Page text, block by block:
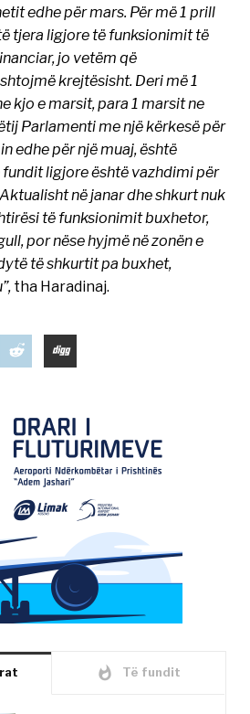
edhe për mars. Për më 1 prill
tjera ligjore të funksionimit të
jo vetëm që
krejtësisht. Deri më 1
kjo e marsit, para 1 marsit ne
Parlamenti me një kërkesë për
edhe për një muaj, është
ligjore është vazhdimi për
në janar dhe shkurt nuk
të funksionimit buxhetor,
por nëse hyjmë në zonën e
të shkurtit pa buxhet,
tha Haradinaj.
whatshot Të fundit